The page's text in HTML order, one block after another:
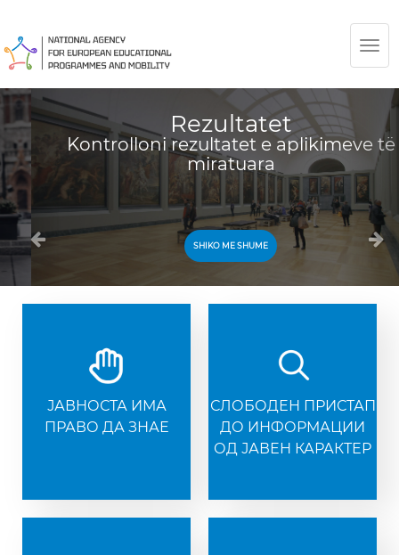
Rezultatet
Kontrolloni rezultatet e aplikimeve të
miratuara
SHIKO ME SHUME
ЈАВНОСТА ИМА
ПРАВО ДА ЗНАЕ
СЛОБОДЕН ПРИСТАП
ДО ИНФОРМАЦИИ
ОД ЈАВЕН КАРАКТЕР